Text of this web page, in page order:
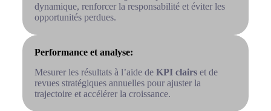
dynamique, renforcer la responsabilité et éviter les
opportunités perdues.
Performance et analyse:
Mesurer les résultats à l’aide de KPI clairset de
revues stratégiques annuelles pour ajuster la
trajectoire et accélérer la croissance.